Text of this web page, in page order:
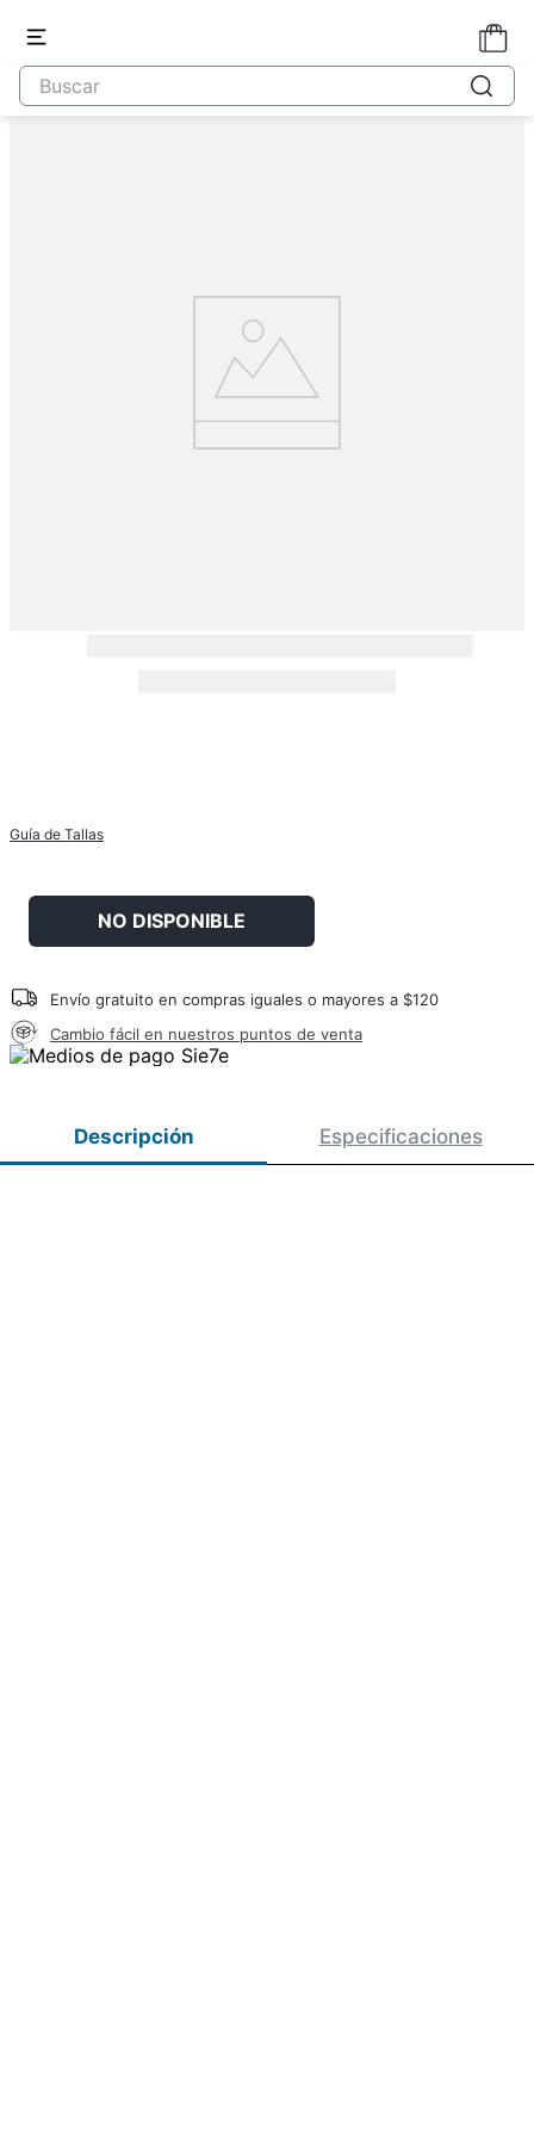
Guía de Tallas
NO DISPONIBLE
Envío gratuito en compras iguales o mayores a $120
Cambio fácil en nuestros puntos de venta
Descripción Especificaciones